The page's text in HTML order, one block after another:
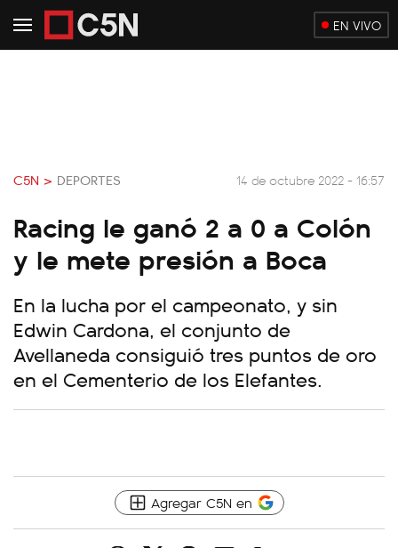
EN VIVO
C5N > DEPORTES 14 de octubre 2022 - 16:57
Racing le ganó 2 a 0 a Colón
y le mete presión a Boca
En la lucha por el campeonato, y sin
Edwin Cardona, el conjunto de
Avellaneda consiguió tres puntos de oro
en el Cementerio de los Elefantes.
Agregar C5N en